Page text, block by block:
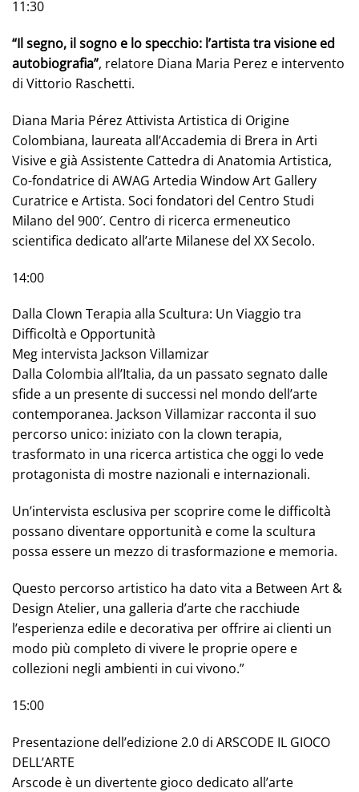
11:30
“Il segno, il sogno e lo specchio: l’artista tra visione ed
autobiografia”, relatore Diana Maria Perez e intervento
di Vittorio Raschetti.
Diana Maria Pérez Attivista Artistica di Origine
Colombiana, laureata all’Accademia di Brera in Arti
Visive e già Assistente Cattedra di Anatomia Artistica,
Co-fondatrice di AWAG Artedia Window Art Gallery
Curatrice e Artista. Soci fondatori del Centro Studi
Milano del 900′. Centro di ricerca ermeneutico
scientifica dedicato all’arte Milanese del XX Secolo.
14:00
Dalla Clown Terapia alla Scultura: Un Viaggio tra
Difficoltà e Opportunità
Meg intervista Jackson Villamizar
Dalla Colombia all’Italia, da un passato segnato dalle
sfide a un presente di successi nel mondo dell’arte
contemporanea. Jackson Villamizar racconta il suo
percorso unico: iniziato con la clown terapia,
trasformato in una ricerca artistica che oggi lo vede
protagonista di mostre nazionali e internazionali.
Un’intervista esclusiva per scoprire come le difficoltà
possano diventare opportunità e come la scultura
possa essere un mezzo di trasformazione e memoria.
Questo percorso artistico ha dato vita a Between Art &
Design Atelier, una galleria d’arte che racchiude
l’esperienza edile e decorativa per offrire ai clienti un
modo più completo di vivere le proprie opere e
collezioni negli ambienti in cui vivono.”
15:00
Presentazione dell’edizione 2.0 di ARSCODE IL GIOCO
DELL’ARTE
Arscode è un divertente gioco dedicato all’arte